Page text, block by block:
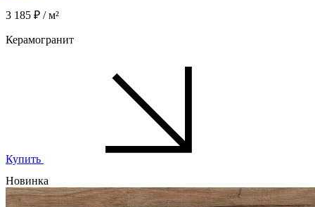
3 185 ₽ / м²
Керамогранит
Купить
Новинка